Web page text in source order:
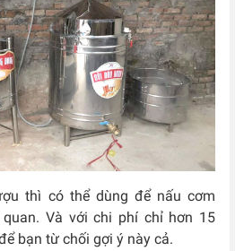
thì có thể dùng để nấu cơm
Và với chi phí chỉ hơn 15
bạn từ chối gợi ý này cả.